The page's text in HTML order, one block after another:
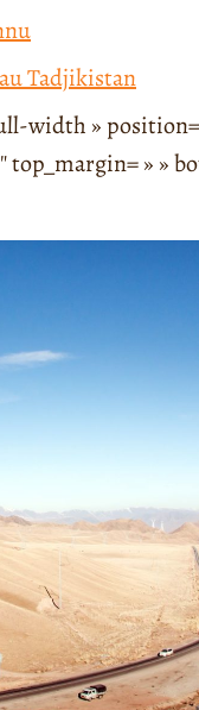
Tadjikistan
width »
top_margin= » »